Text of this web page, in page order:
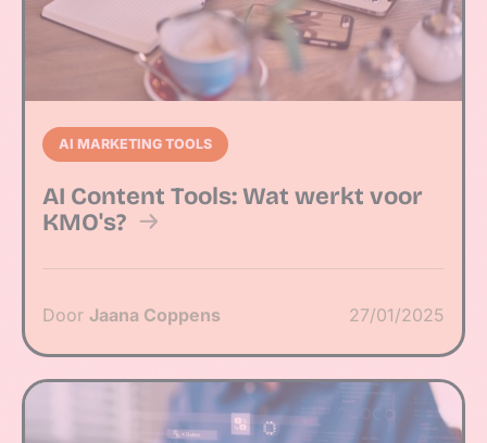
AI MARKETING TOOLS
AI Content Tools: Wat werkt voor
KMO's?
Door Jaana Coppens 27/01/2025